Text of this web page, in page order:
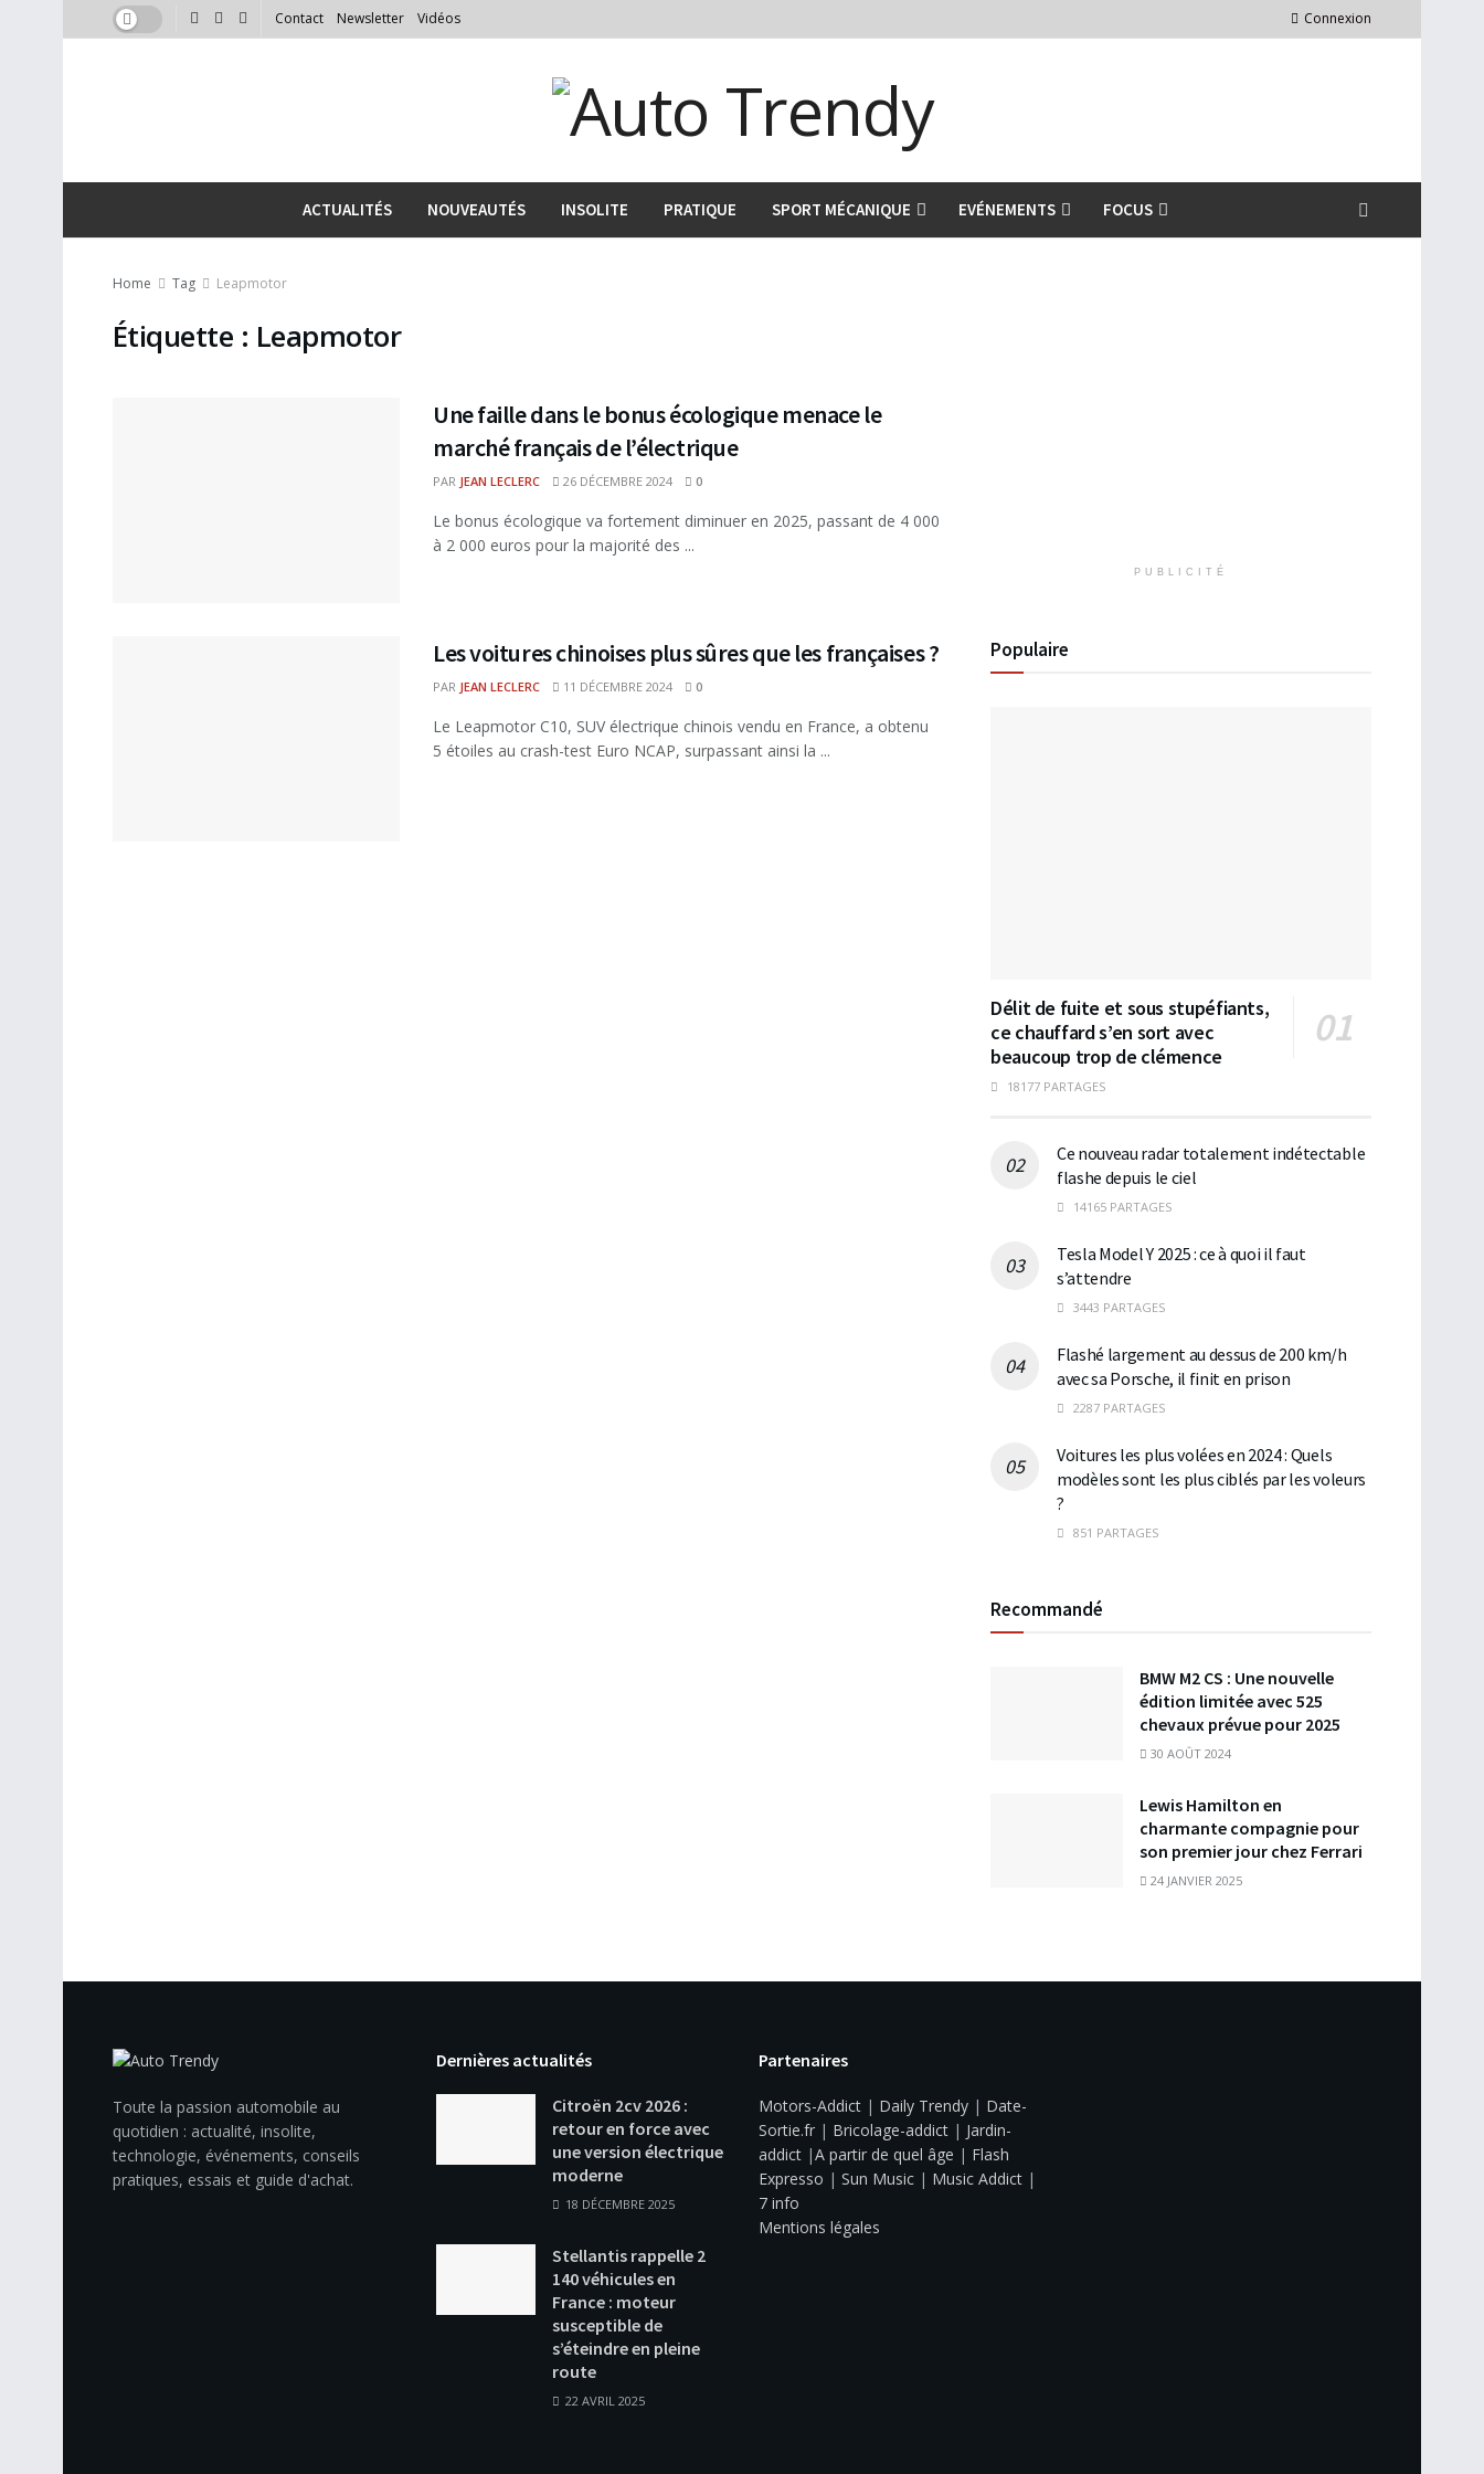
Contact Newsletter Vidéos Connexion
ACTUALITÉS NOUVEAUTÉS INSOLITE PRATIQUE SPORT MÉCANIQUE EVÉNEMENTS FOCUS
Home Tag Leapmotor
Étiquette : Leapmotor
Une faille dans le bonus écologique menace le
marché français de l’électrique
PAR JEAN LECLERC 26 DÉCEMBRE 2024 0
Le bonus écologique va fortement diminuer en 2025, passant de 4 000
à 2 000 euros pour la majorité des ...
Les voitures chinoises plus sûres que les françaises ?
PAR JEAN LECLERC 11 DÉCEMBRE 2024 0
Le Leapmotor C10, SUV électrique chinois vendu en France, a obtenu
5 étoiles au crash-test Euro NCAP, surpassant ainsi la ...
PUBLICITÉ
Populaire
Délit de fuite et sous stupéfiants,
ce chauffard s’en sort avec
beaucoup trop de clémence
18177 PARTAGES
Ce nouveau radar totalement indétectable
flashe depuis le ciel
14165 PARTAGES
Tesla Model Y 2025 : ce à quoi il faut
s’attendre
3443 PARTAGES
Flashé largement au dessus de 200 km/h
avec sa Porsche, il finit en prison
2287 PARTAGES
Voitures les plus volées en 2024 : Quels
modèles sont les plus ciblés par les voleurs
?
851 PARTAGES
Recommandé
BMW M2 CS : Une nouvelle
édition limitée avec 525
chevaux prévue pour 2025
30 AOÛT 2024
Lewis Hamilton en
charmante compagnie pour
son premier jour chez Ferrari
24 JANVIER 2025
Toute la passion automobile au
quotidien : actualité, insolite,
technologie, événements, conseils
pratiques, essais et guide d'achat.
Dernières actualités
Citroën 2cv 2026 :
retour en force avec
une version électrique
moderne
18 DÉCEMBRE 2025
Stellantis rappelle 2
140 véhicules en
France : moteur
susceptible de
s’éteindre en pleine
route
22 AVRIL 2025
Partenaires
Motors-Addict | Daily Trendy | Date-
Sortie.fr | Bricolage-addict | Jardin-
addict |A partir de quel âge | Flash
Expresso | Sun Music | Music Addict |
7 info
Mentions légales